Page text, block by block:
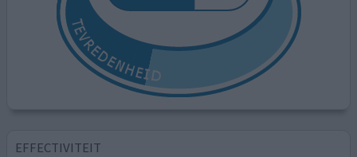
EFFECTIVITEIT